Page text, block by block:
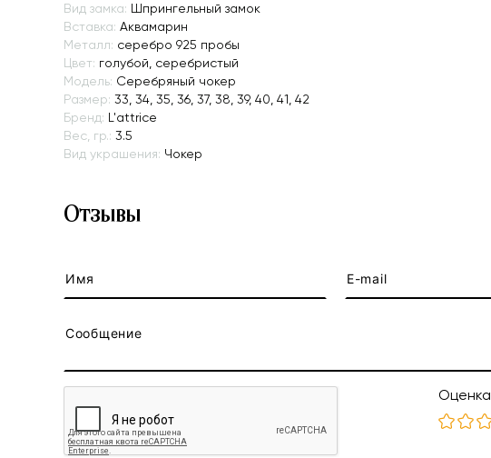
Вид замка: Шпрингельный замок
Вставка: Аквамарин
Металл: серебро 925 пробы
Цвет: голубой, серебристый
Модель: Серебряный чокер
Размер: 33, 34, 35, 36, 37, 38, 39, 40, 41, 42
Бренд: L'attrice
Вес, гр.: 3.5
Вид украшения: Чокер
Отзывы
Оценка